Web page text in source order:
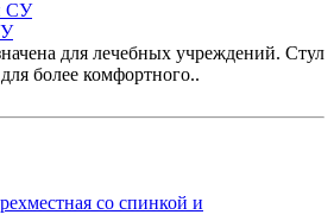
для лечебных учреждений. Стул
более комфортного..